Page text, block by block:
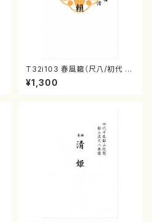
T32i103 春風籟（尺八/初代 石
垣征山/尺八/都山式譜）都山流
公刊楽譜曲番:552
¥1,300